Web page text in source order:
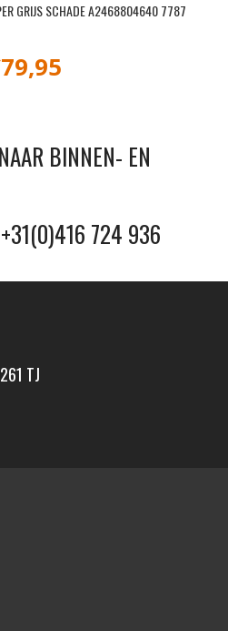
GRIJS SCHADE A2468804640 7787
79,95
BINNEN- EN
724 936
TJ